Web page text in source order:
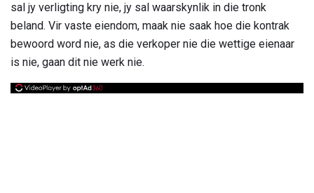
sal jy verligting kry nie, jy sal waarskynlik in die tronk
beland. Vir vaste eiendom, maak nie saak hoe die kontrak
bewoord word nie, as die verkoper nie die wettige eienaar
is nie, gaan dit nie werk nie.